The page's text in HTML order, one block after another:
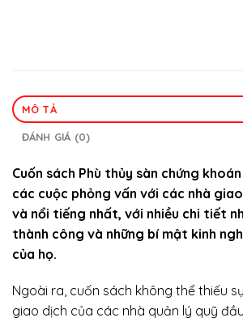
MÔ TẢ
ĐÁNH GIÁ (0)
Cuốn sách Phù thủy sàn chứng
các cuộc phỏng vấn với các nhà
và nổi tiếng nhất, với nhiều chi tiết
thành công và những bí mật kinh
của họ.
Ngoài ra, cuốn sách không thể thiếu
giao dịch của các nhà quản lý quỹ